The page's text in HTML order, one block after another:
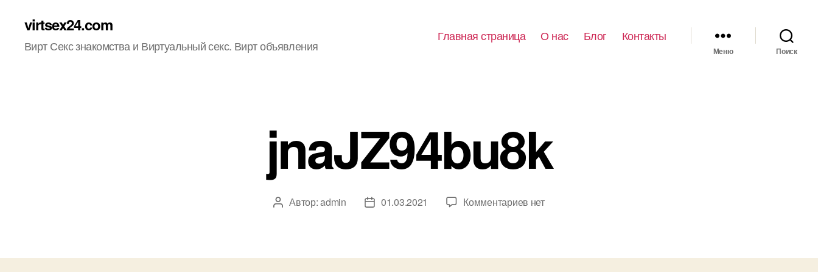
virtsex24.com
Вирт Секс знакомства и Виртуальный секс. Вирт объявления
Главная страница О нас Блог Контакты
Меню Поиск
jnaJZ94bu8k
Автор
Автор:admin
Дата01.03.2021 Комментариевкнет